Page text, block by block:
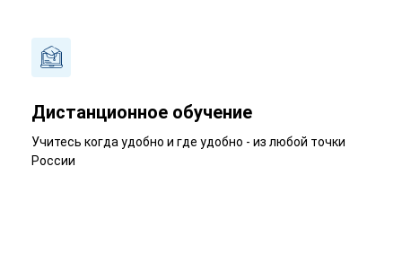
Дистанционное обучение
Учитесь когда удобно и где удобно - из любой точки
России